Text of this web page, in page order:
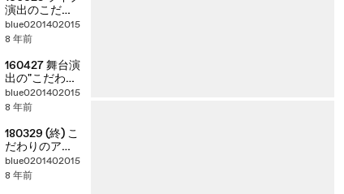
演出のこだわ
りを取材
blue0201402015
8 年前
160427 舞台演
出の"こだわ
り"を取材
blue0201402015
8 年前
180329 (終) こ
だわりのアニ
メ制作現場へ
blue0201402015
8 年前